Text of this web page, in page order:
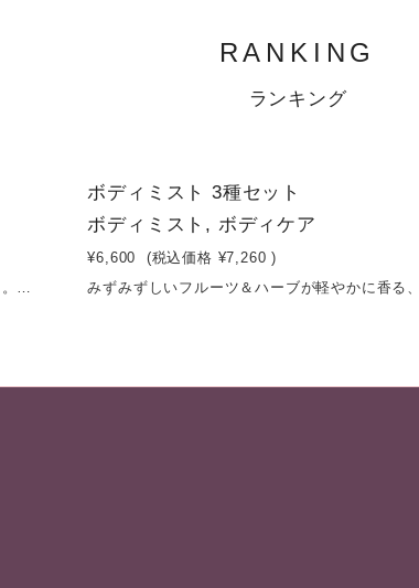
RANKING
ランキング
ボディミスト 3種セット
ボディミスト, ボディケア
¥6,600 (税込価格 ¥7,260 )